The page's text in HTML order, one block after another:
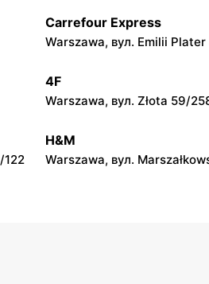
moje sklepy
Iwierzyce, вул. Iwierzyce
moje sklepy
Niebylec, вул. Niebylec 139
Carrefour Express
Warszawa, вул. Emilii Plater
4F
Warszawa, вул. Złota 59/
122
H&M
Warszawa, вул.